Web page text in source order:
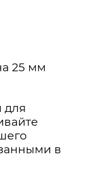
25 мм
для
в